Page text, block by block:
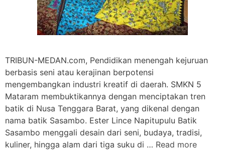
TRIBUN-MEDAN.com, Pendidikan menengah kejuruan
berbasis seni atau kerajinan berpotensi
mengembangkan industri kreatif di daerah. SMKN 5
Mataram membuktikannya dengan menciptakan tren
batik di Nusa Tenggara Barat, yang dikenal dengan
nama batik Sasambo. Ester Lince Napitupulu Batik
Sasambo menggali desain dari seni, budaya, tradisi,
kuliner, hingga alam dari tiga suku di … Read more